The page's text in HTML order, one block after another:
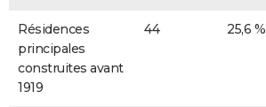
Résidences
principales
construites avant
1919
44 25,6 %